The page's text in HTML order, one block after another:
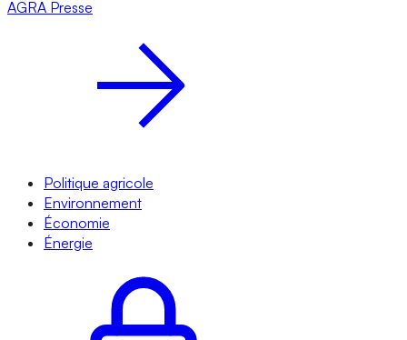
AGRA Presse
Politique agricole
Environnement
Économie
Énergie